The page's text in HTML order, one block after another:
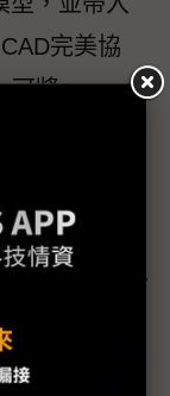
完美協
可將
到Solid
到後續的接
擬，且針對
一體化機
提供支援